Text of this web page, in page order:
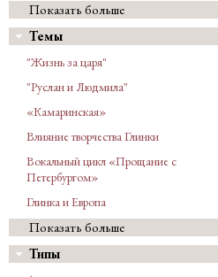
Показать больше
Темы
"Жизнь за царя"
"Руслан и Людмила"
«Камаринская»
Влияние творчества Глинки
Вокальный цикл «Прощание с
Петербургом»
Глинка и Европа
Показать больше
Типы